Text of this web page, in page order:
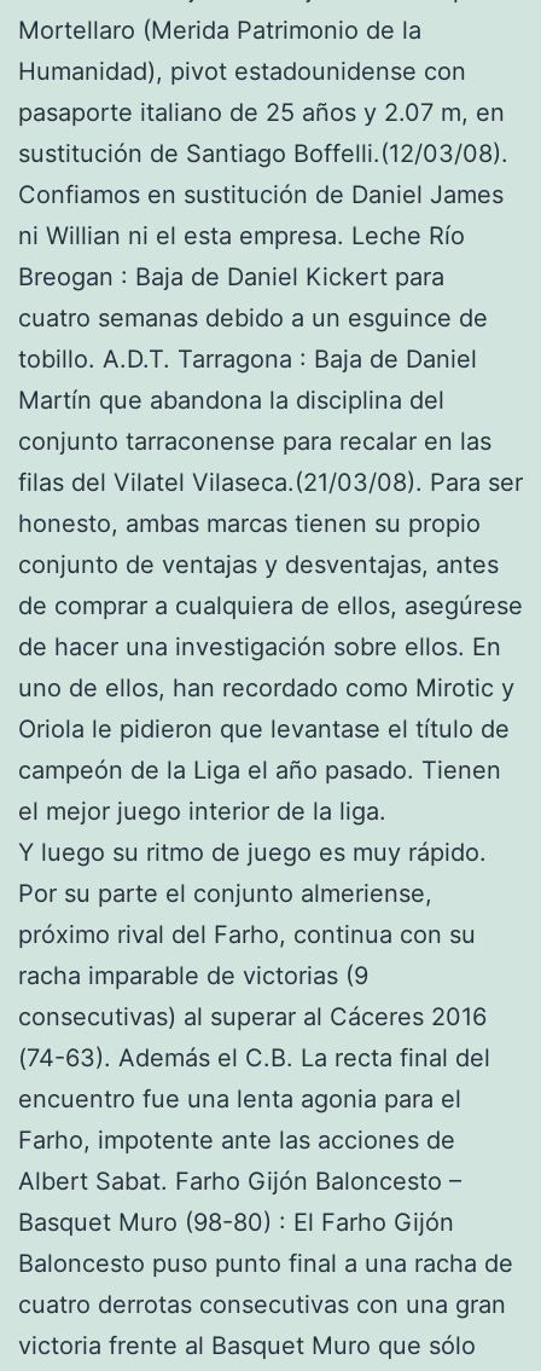
Mortellaro (Merida Patrimonio de la
Humanidad), pivot estadounidense con
pasaporte italiano de 25 años y 2.07 m, en
sustitución de Santiago Boffelli.(12/03/08).
Confiamos en sustitución de Daniel James
ni Willian ni el esta empresa. Leche Río
Breogan : Baja de Daniel Kickert para
cuatro semanas debido a un esguince de
tobillo. A.D.T. Tarragona : Baja de Daniel
Martín que abandona la disciplina del
conjunto tarraconense para recalar en las
filas del Vilatel Vilaseca.(21/03/08). Para ser
honesto, ambas marcas tienen su propio
conjunto de ventajas y desventajas, antes
de comprar a cualquiera de ellos, asegúrese
de hacer una investigación sobre ellos. En
uno de ellos, han recordado como Mirotic y
Oriola le pidieron que levantase el título de
campeón de la Liga el año pasado. Tienen
el mejor juego interior de la liga.
Y luego su ritmo de juego es muy rápido.
Por su parte el conjunto almeriense,
próximo rival del Farho, continua con su
racha imparable de victorias (9
consecutivas) al superar al Cáceres 2016
(74-63). Además el C.B. La recta final del
encuentro fue una lenta agonia para el
Farho, impotente ante las acciones de
Albert Sabat. Farho Gijón Baloncesto –
Basquet Muro (98-80) : El Farho Gijón
Baloncesto puso punto final a una racha de
cuatro derrotas consecutivas con una gran
victoria frente al Basquet Muro que sólo